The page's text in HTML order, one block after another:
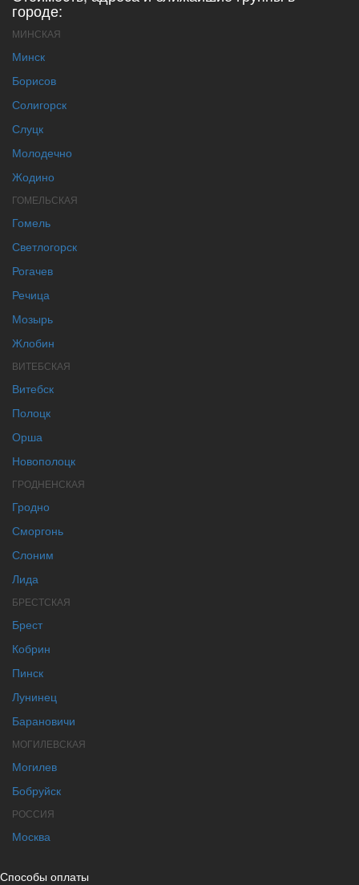
городе:
МИНСКАЯ
Минск
Борисов
Солигорск
Слуцк
Молодечно
Жодино
ГОМЕЛЬСКАЯ
Гомель
Светлогорск
Рогачев
Речица
Мозырь
Жлобин
ВИТЕБСКАЯ
Витебск
Полоцк
Орша
Новополоцк
ГРОДНЕНСКАЯ
Гродно
Сморгонь
Слоним
Лида
БРЕСТСКАЯ
Брест
Кобрин
Пинск
Лунинец
Барановичи
МОГИЛЕВСКАЯ
Могилев
Бобруйск
РОССИЯ
Москва
Способы оплаты